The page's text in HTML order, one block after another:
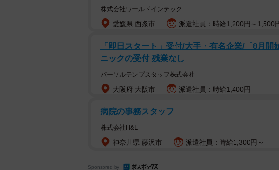
株式会社ワールドインテック
愛媛県 西条市 派遣社員：時給1,200円～1,500
「即日スタート」受付/大手・有名企業/「8月開
ニックの受付 残業なし
パーソルテンプスタッフ株式会社
大阪府 大阪市 派遣社員：時給1,400円
病院の事務スタッフ
株式会社H&L
神奈川県 藤沢市 派遣社員：時給1,300円～
Sponsored by